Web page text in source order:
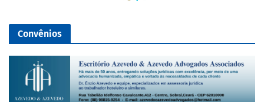
Convênios